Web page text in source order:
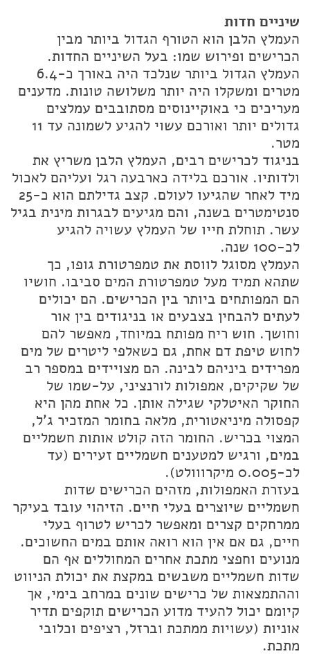
שיניים חדות
העמלץ הלבן הוא הטורף הגדול ביותר מבין
הכרישים ופירוש שמו: בעל השיניים החדות.
העמלץ הגדול ביותר שנלכד היה באורך כ-6.4
מטרים ומשקלו היה יותר משלושה טונות. מדענים
מעריכים כי באוקיינוסים מסתובבים עמלצים
גדולים יותר ואורכם עשוי להגיע לשמונה עד 11
מטר.
בניגוד לכרישים רבים, העמלץ הלבן משריץ את
ולדותיו. אורכם בלידה כארבעה רגל ועליהם לאכול
מיד לאחר שהגיעו לעולם. קצב גדילתם הוא כ-25
סנטימטרים בשנה, והם מגיעים לבגרות מינית בגיל
עשר. תוחלת חייו של העמלץ עשויה להגיע
לכ-100 שנה.
העמלץ מסוגל לווסת את טמפרטורת גופו, כך
שתהא תמיד מעל טמפרטורת המים סביבו. חושיו
הם המפותחים ביותר בין הכרישים. הם יכולים
לעתים להבחין בצבעים או בניגודים בין אור
וחושך. חוש ריח מפותח במיוחד, מאפשר להם
לחוש טיפת דם אחת, גם כשאלפי ליטרים של מים
מפרידים ביניהם לבינה. הם מצויידים במספר רב
של שקיקים, אמפולות לורנציני, על-שמו של
החוקר האיטלקי שגילה אותן. כל אחת מהן היא
קפסולה מיניאטורית, מלאה בחומר המזכיר ג'ל,
המצוי בכריש. החומר הזה קולט אותות חשמליים
במים, ורגיש למטענים חשמליים זעירים (עד
לכ-0.005 מיקרווולט).
בעזרת האמפולות, מזהים הכרישים שדות
חשמליים שיוצרים בעלי חיים. הזיהוי עובד בעיקר
ממרחקים קצרים ומאפשר לכריש לטרוף בעלי
חיים, גם אם אין הוא רואה אותם במים החשוכים.
מנועים וחפצי מתכת אחרים המחוללים אף הם
שדות חשמליים משבשים במקצת את יכולת הניווט
וההתמצאות של כרישים שונים במרחב בימי, אך
קיומם יכול להעיד מדוע הכרישים תוקפים תדיר
אוניות (עשויות ממתכת וברזל, רציפים וכלובי
מתכת.